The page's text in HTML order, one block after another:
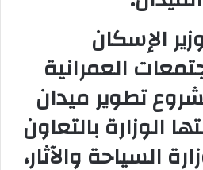
الإسكان
العمرانية
تطوير ميدان
الوزارة بالتعاون
السياحة والآثار،